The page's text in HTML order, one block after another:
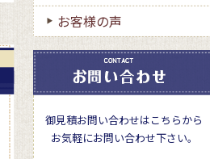
お客様の声
御見積お問い合わせはこちらから
お気軽にお問い合わせ下さい。